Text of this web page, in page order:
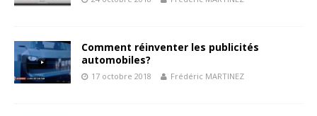
Comment réinventer les publicités
automobiles?
17 octobre 2018 Frédéric MARTINEZ